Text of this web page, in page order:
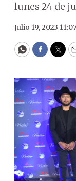
lunes 24 de
Julio 19, 2023
WhatsApp